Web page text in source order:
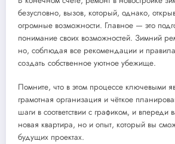
безусловно, вызов, который, однако,
огромные возможности. Главное — это
понимание своих возможностей. Зимний
но, соблюдая все рекомендации и
создать собственное уютное убежище.
Помните, что в этом процессе ключевыми
грамотная организация и чёткое
шаги в соответствии с графиком, и впереди
новая квартира, но и опыт, который вы
будущих проектах.